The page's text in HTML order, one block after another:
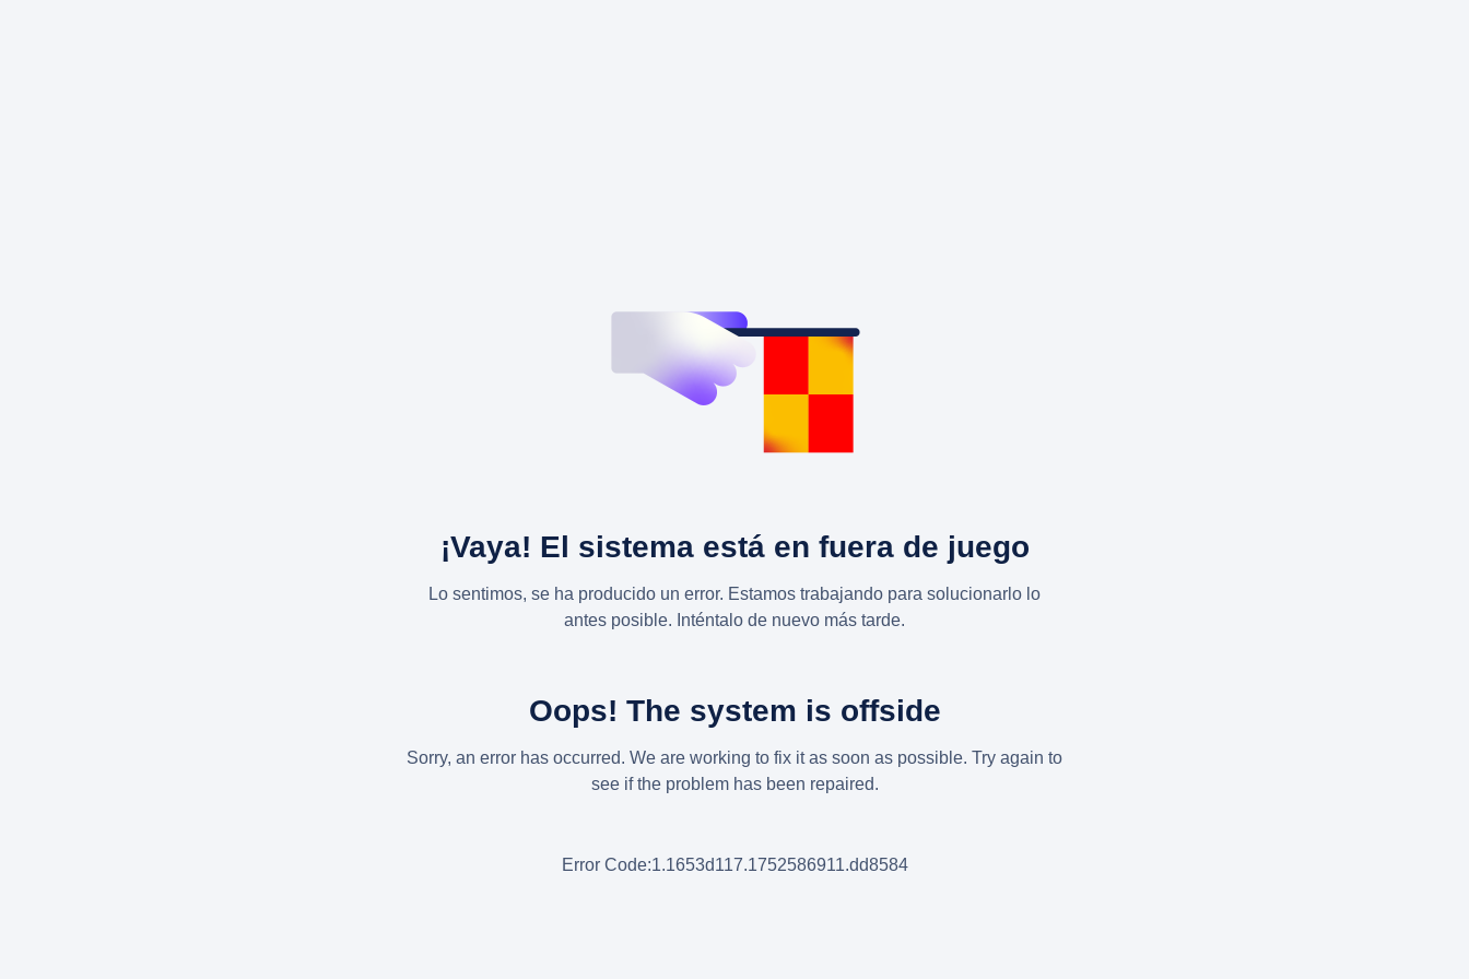
¡Vaya! El sistema está en fuera de juego
Lo sentimos, se ha producido un error. Estamos trabajando para solucionarlo lo
antes posible. Inténtalo de nuevo más tarde.
Oops! The system is offside
Sorry, an error has occurred. We are working to fix it as soon as possible. Try again to
see if the problem has been repaired.
Error Code:1.1653d117.1752586911.dd8584